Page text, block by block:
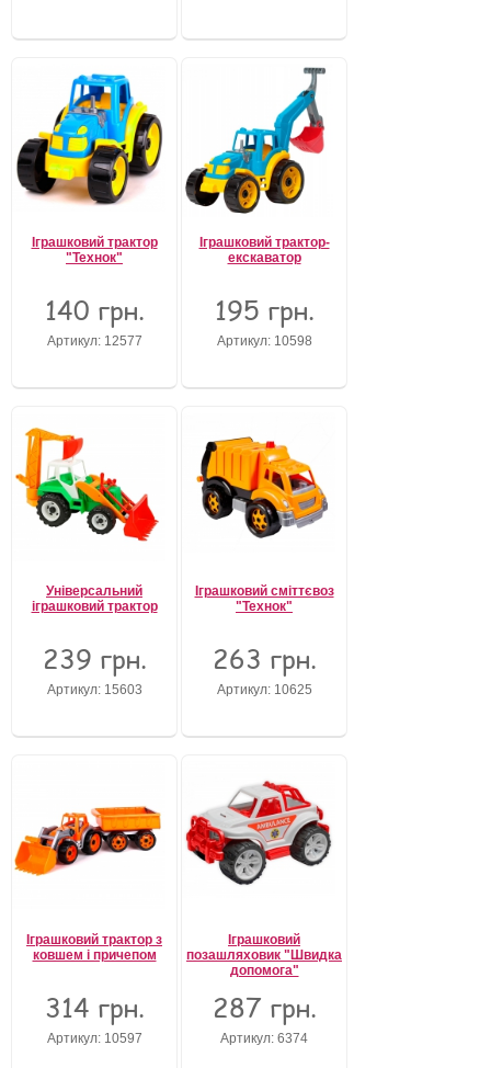
Іграшковий трактор
"Технок"
140 грн.
Артикул: 12577
Іграшковий трактор-
екскаватор
195 грн.
Артикул: 10598
Універсальний
іграшковий трактор
239 грн.
Артикул: 15603
Іграшковий сміттєвоз
"Технок"
263 грн.
Артикул: 10625
Іграшковий трактор з
ковшем і причепом
314 грн.
Артикул: 10597
Іграшковий
позашляховик "Швидка
допомога"
287 грн.
Артикул: 6374